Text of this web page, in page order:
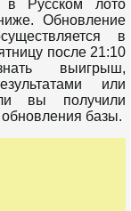
в Русском лото
Обновление
в
после 21:10
выигрыш,
или
вы получили
базы.